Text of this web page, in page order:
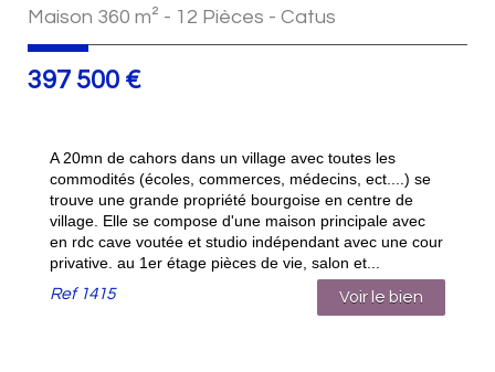
Maison 360 m² - 12 Pièces - Catus
397 500 €
A 20mn de cahors dans un village avec toutes les
commodités (écoles, commerces, médecins, ect....) se
trouve une grande propriété bourgoise en centre de
village. Elle se compose d'une maison principale avec
en rdc cave voutée et studio indépendant avec une cour
privative. au 1er étage pièces de vie, salon et...
Ref1415 Voir le bien